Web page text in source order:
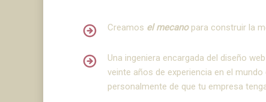
Creamos el mecanopara construir la
Una ingeniera encargada del diseño web
veinte años de experiencia en el
personalmente de que tu empresa